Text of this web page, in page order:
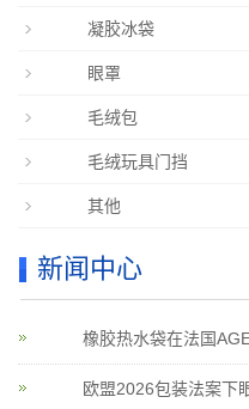
凝胶冰袋
眼罩
毛绒包
毛绒玩具门挡
其他
新闻中心
橡胶热水袋在法国
欧盟2026包装法案下